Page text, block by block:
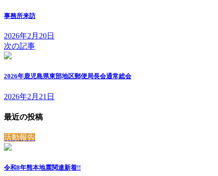
事務所来訪
2026年2月20日
次の記事
2026年鹿児島県東部地区郵便局長会通常総会
2026年2月21日
最近の投稿
活動報告
令和8年熊本地震関連新着!!